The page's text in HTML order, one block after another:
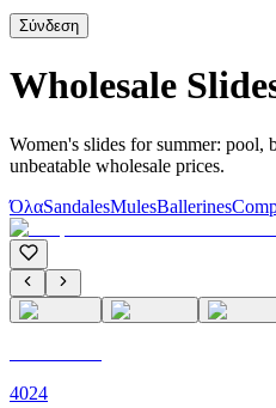
Σύνδεση
Wholesale
Women's slides for summer: pool,
unbeatable wholesale prices.
ΌλαSandalesMulesBallerines
4024